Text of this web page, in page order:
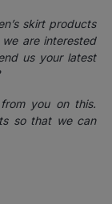
skirt products
are interested
us your latest
you on this.
so that we can